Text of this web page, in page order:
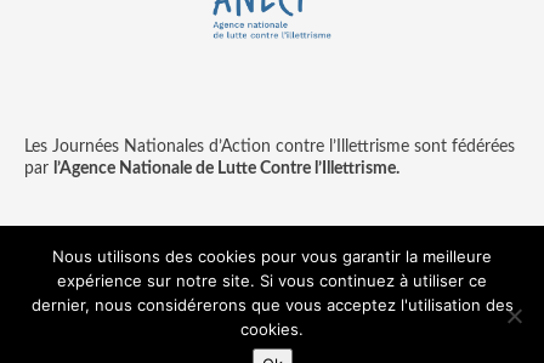
Les Journées Nationales d’Action contre l’Illettrisme sont fédérées
par l’Agence Nationale de Lutte Contre l’Illettrisme.
Contact
Mentions légales
© copyright ANLCI 2018
Nous utilisons des cookies pour vous garantir la meilleure
expérience sur notre site. Si vous continuez à utiliser ce
dernier, nous considérerons que vous acceptez l'utilisation des
cookies.